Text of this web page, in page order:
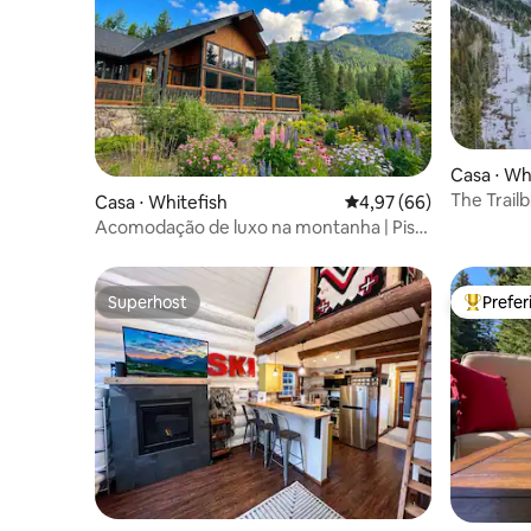
Casa ⋅ Whitefish 4,97 de uma avaliação
4,97 (66)
Acomodação de luxo na montanha | Pista
Casa ⋅
The
Superhost
Superhost Entre